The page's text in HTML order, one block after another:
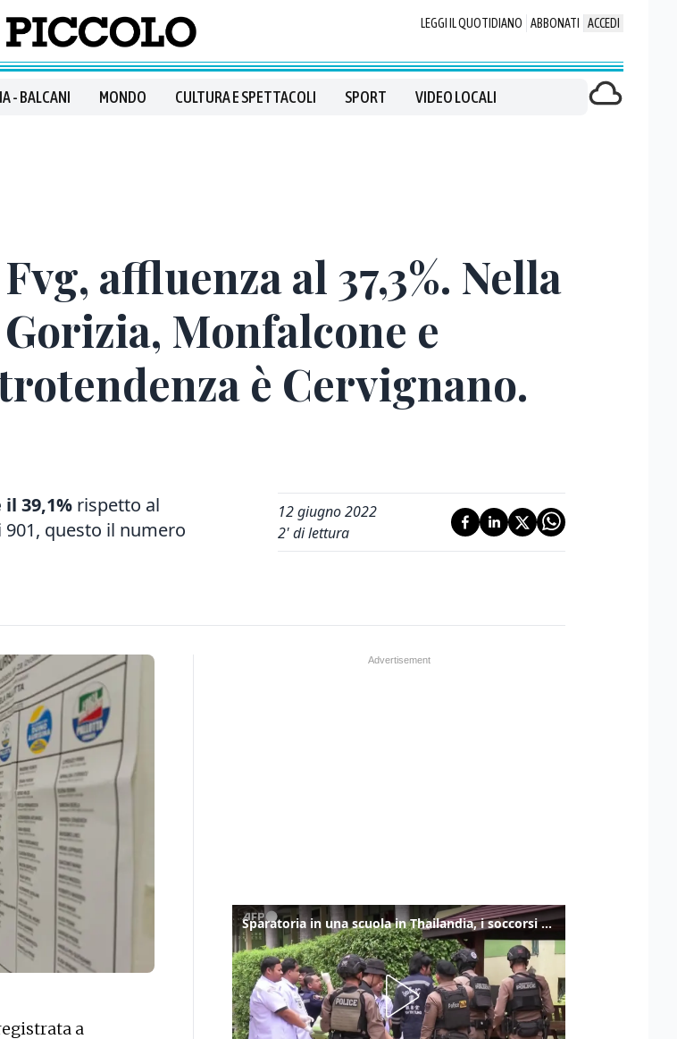
LEGGI IL QUOTIDIANO ABBONATI ACCEDI
- BALCANI MONDO CULTURA E SPETTACOLI SPORT VIDEO LOCALI
affluenza al 37,3%. Nella
Monfalcone e
è Cervignano.
39,1% rispetto al
questo il numero
12 giugno 2022
2' di lettura
a
Sparatoria in una scuola in Thailandia, i soccorsi sul posto